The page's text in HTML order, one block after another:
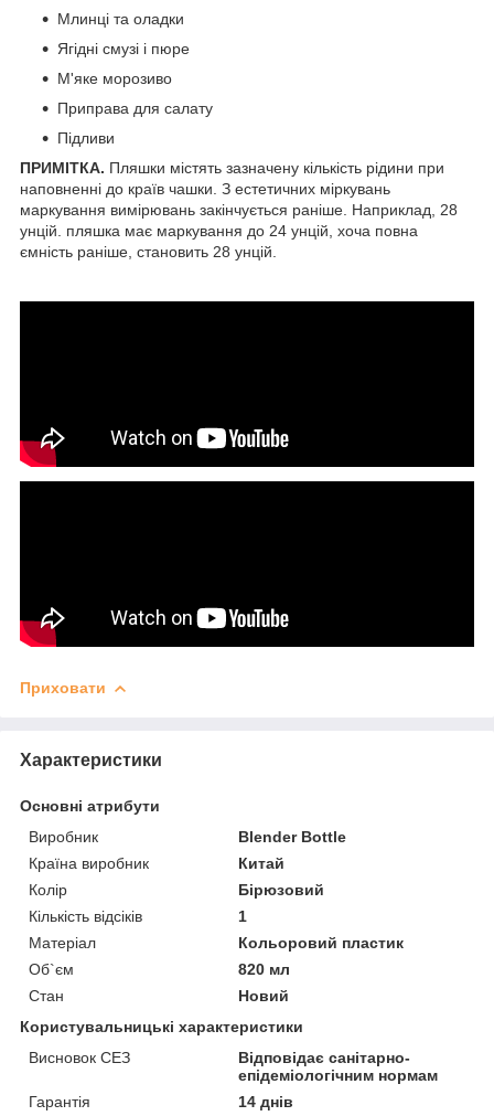
Млинці та оладки
Ягідні смузі і пюре
М'яке морозиво
Приправа для салату
Підливи
ПРИМІТКА. Пляшки містять зазначену кількість рідини при
наповненні до країв чашки. З естетичних міркувань
маркування вимірювань закінчується раніше. Наприклад, 28
унцій. пляшка має маркування до 24 унцій, хоча повна
ємність раніше, становить 28 унцій.
Приховати
Характеристики
Основні атрибути
Виробник
Blender Bottle
Країна виробник
Китай
Колір
Бірюзовий
Кількість відсіків
1
Матеріал
Кольоровий пластик
Об`єм
820 мл
Стан
Новий
Користувальницькі характеристики
Висновок СЕЗ
Відповідає санітарно-
епідеміологічним нормам
Гарантія
14 днів